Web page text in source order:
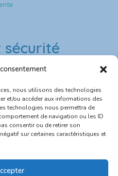
nous utilisons des technologies
et/ou accéder aux informations des
technologies nous permettra de
de navigation ou les ID
consentir ou de retirer son
sur certaines caractéristiques et
sécurité
France